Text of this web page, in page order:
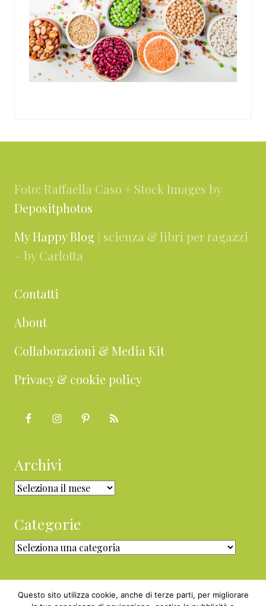
Foto: Raffaella Caso + Stock Images by
Depositphotos
My Happy Blog | scienza & libri per ragazzi
– by Carlotta
Contatti
About
Collaborazioni & Media Kit
Privacy & cookie policy
Archivi
Archivi
Categorie
Categorie
Questo sito utilizza cookie, anche di terze parti, per migliorare